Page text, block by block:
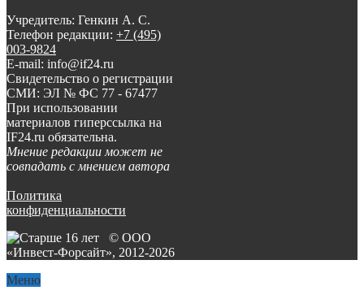
Учредитель: Генкин А. С.
Телефон редакции: +7 (495)
003-9824
E-mail: info@if24.ru
Свидетельство о регистрации
СМИ: ЭЛ № ФС 77 - 67477
При использовании
материалов гиперссылка на
IF24.ru обязательна.
Мнение редакции может не
совпадать с мнением автора
Политика
конфиденциальности
© ООО
«Инвест-Форсайт», 2012-2026
Меню